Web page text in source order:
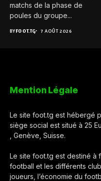
matchs de la phase de
poules du groupe...
BYFOOT.TG 7 AOÛT 2026
Mention Légale
Le site foot.tg est hébergé
siège social est situé à 25
, Genève, Suisse.
Le site foot.tg est destiné à
football et les différents
joueurs, l’économie du